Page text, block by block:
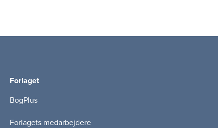
Forlaget
BogPlus
Forlagets medarbejdere